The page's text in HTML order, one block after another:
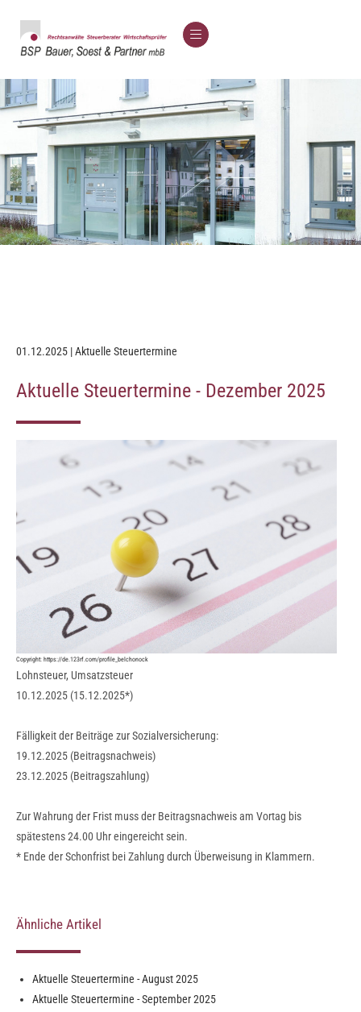
01.12.2025 | Aktuelle Steuertermine
Aktuelle Steuertermine - Dezember 2025
Copyright: https://de.123rf.com/profile_belchonock
Lohnsteuer, Umsatzsteuer
10.12.2025 (15.12.2025*)
Fälligkeit der Beiträge zur Sozialversicherung:
19.12.2025 (Beitragsnachweis)
23.12.2025 (Beitragszahlung)
Zur Wahrung der Frist muss der Beitragsnachweis am Vortag bis
spätestens 24.00 Uhr eingereicht sein.
* Ende der Schonfrist bei Zahlung durch Überweisung in Klammern.
Ähnliche Artikel
Aktuelle Steuertermine - August 2025
Aktuelle Steuertermine - September 2025